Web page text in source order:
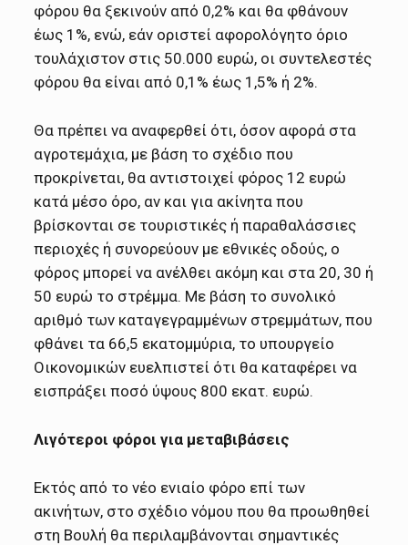
φόρου θα ξεκινούν από 0,2% και θα φθάνουν
έως 1%, ενώ, εάν οριστεί αφορολόγητο όριο
τουλάχιστον στις 50.000 ευρώ, οι συντελεστές
φόρου θα είναι από 0,1% έως 1,5% ή 2%.
Θα πρέπει να αναφερθεί ότι, όσον αφορά στα
αγροτεμάχια, με βάση το σχέδιο που
προκρίνεται, θα αντιστοιχεί φόρος 12 ευρώ
κατά μέσο όρο, αν και για ακίνητα που
βρίσκονται σε τουριστικές ή παραθαλάσσιες
περιοχές ή συνορεύουν με εθνικές οδούς, ο
φόρος μπορεί να ανέλθει ακόμη και στα 20, 30 ή
50 ευρώ το στρέμμα. Με βάση το συνολικό
αριθμό των καταγεγραμμένων στρεμμάτων, που
φθάνει τα 66,5 εκατομμύρια, το υπουργείο
Οικονομικών ευελπιστεί ότι θα καταφέρει να
εισπράξει ποσό ύψους 800 εκατ. ευρώ.
Λιγότεροι φόροι για μεταβιβάσεις
Εκτός από το νέο ενιαίο φόρο επί των
ακινήτων, στο σχέδιο νόμου που θα προωθηθεί
στη Βουλή θα περιλαμβάνονται σημαντικές